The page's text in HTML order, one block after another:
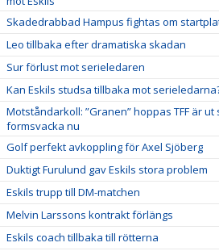
Skadedrabbad Hampus fightas om
Leo tillbaka efter dramatiska skadan
Sur förlust mot serieledaren
Kan Eskils studsa tillbaka mot
Motståndarkoll: ”Granen” hoppas TFF är ut
formsvacka nu
Golf perfekt avkoppling för Axel Sjöberg
Duktigt Furulund gav Eskils stora problem
Eskils trupp till DM-matchen
Melvin Larssons kontrakt förlängs
Eskils coach tillbaka till rötterna